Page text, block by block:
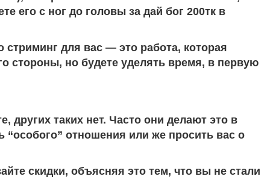
его с ног до головы за дай бог 200тк в
для вас — это работа, которая
стороны, но будете уделять время, в первую
других таких нет. Часто они делают это в
отношения или же просить вас о
скидки, объясняя это тем, что вы не стали